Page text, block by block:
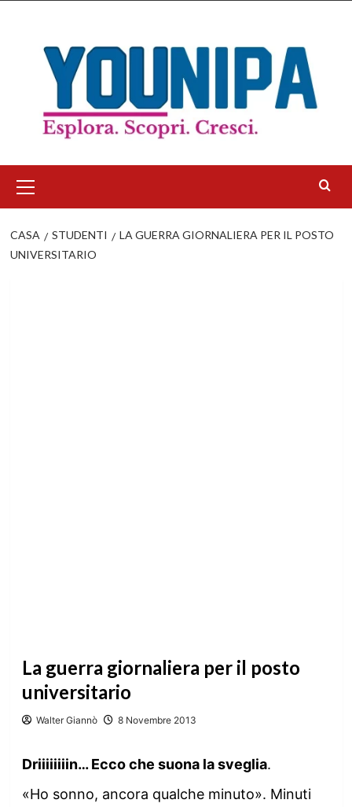
contenuto
principale
CASA STUDENTI
LA GUERRA GIORNALIERA PER IL POSTO
UNIVERSITARIO
La guerra giornaliera per il posto
universitario
Walter Giannò 8 Novembre 2013
Driiiiiiiin… Ecco che suona la sveglia.
«Ho sonno, ancora qualche minuto». Minuti